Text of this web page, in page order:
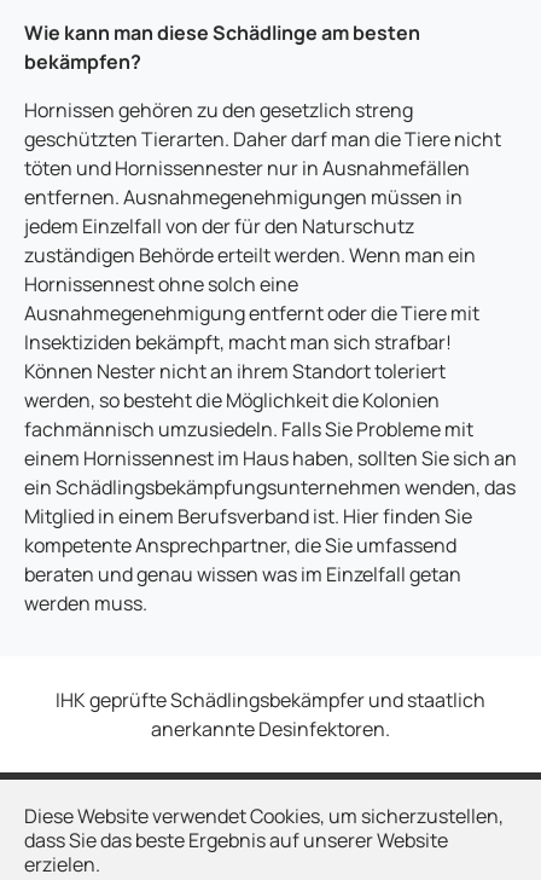
Diese Website verwendet Cookies, um sicherzustellen,
dass Sie das beste Ergebnis auf unserer Website
erzielen.
Wie kann man diese Schädlinge am besten
bekämpfen?
Hornissen gehören zu den gesetzlich streng
geschützten Tierarten. Daher darf man die Tiere nicht
töten und Hornissennester nur in Ausnahmefällen
entfernen. Ausnahmegenehmigungen müssen in
jedem Einzelfall von der für den Naturschutz
zuständigen Behörde erteilt werden. Wenn man ein
Hornissennest ohne solch eine
Ausnahmegenehmigung entfernt oder die Tiere mit
Insektiziden bekämpft, macht man sich strafbar!
Können Nester nicht an ihrem Standort toleriert
werden, so besteht die Möglichkeit die Kolonien
fachmännisch umzusiedeln. Falls Sie Probleme mit
einem Hornissennest im Haus haben, sollten Sie sich an
ein Schädlingsbekämpfungsunternehmen wenden, das
Mitglied in einem Berufsverband ist. Hier finden Sie
kompetente Ansprechpartner, die Sie umfassend
beraten und genau wissen was im Einzelfall getan
werden muss.
IHK geprüfte Schädlingsbekämpfer und staatlich
anerkannte Desinfektoren.
Kontakt
Impressum
Datenschutz